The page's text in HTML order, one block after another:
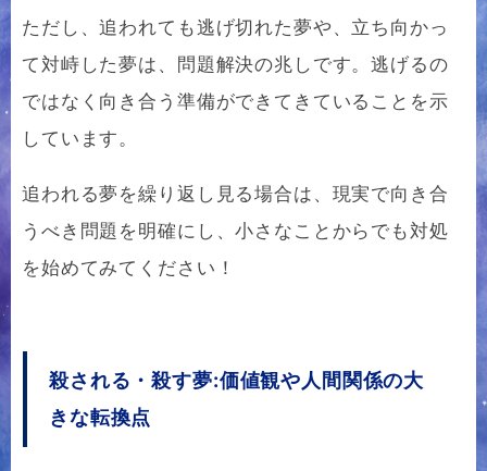
ただし、追われても逃げ切れた夢や、立ち向かっ
て対峙した夢は、問題解決の兆しです。逃げるの
ではなく向き合う準備ができてきていることを示
しています。
追われる夢を繰り返し見る場合は、現実で向き合
うべき問題を明確にし、小さなことからでも対処
を始めてみてください！
殺される・殺す夢:価値観や人間関係の大
きな転換点